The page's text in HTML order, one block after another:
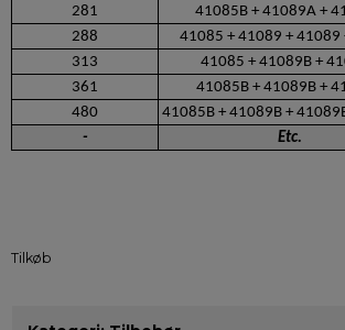
281
41085B + 41089A +
288
41085 + 41089 + 41089
313
41085 + 41089B +
361
41085B + 41089B +
480
41085B + 41089B +
-
Etc.
Tilkøb